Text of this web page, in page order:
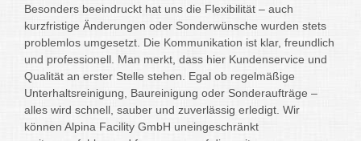
Besonders beeindruckt hat uns die Flexibilität – auch
kurzfristige Änderungen oder Sonderwünsche wurden stets
problemlos umgesetzt. Die Kommunikation ist klar, freundlich
und professionell. Man merkt, dass hier Kundenservice und
Qualität an erster Stelle stehen. Egal ob regelmäßige
Unterhaltsreinigung, Baureinigung oder Sonderaufträge –
alles wird schnell, sauber und zuverlässig erledigt. Wir
können Alpina Facility GmbH uneingeschränkt